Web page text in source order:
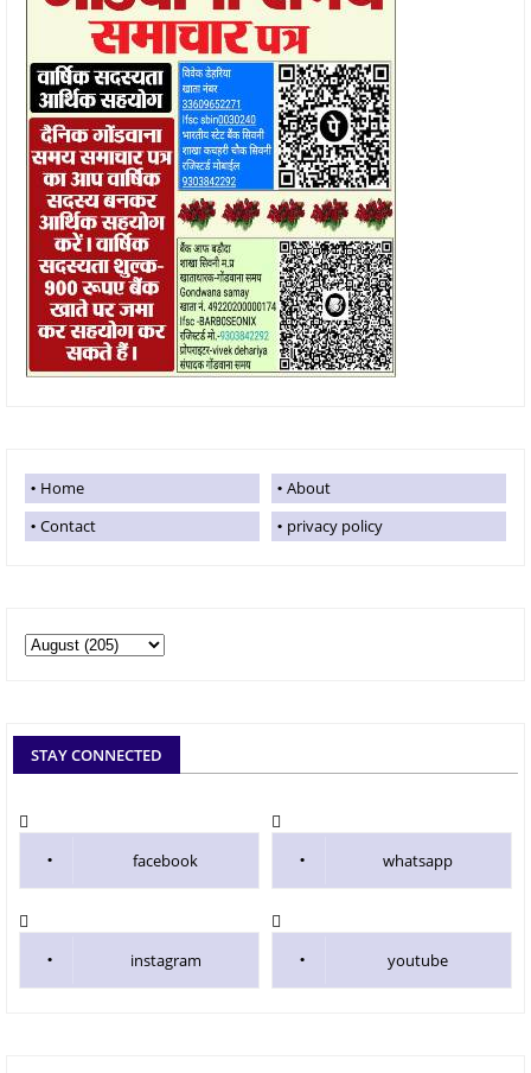
Home
About
Contact
privacy policy
STAY CONNECTED
facebook whatsapp
instagram youtube